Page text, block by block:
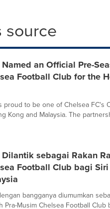
source
Named an Official Pre-
Football Club for the
proud to be one of Chelsea FC's
Kong and Malaysia. The
Dilantik sebagai Rakan
Football Club bagi
bangganya diumumkan
Pra-Musim Chelsea Football